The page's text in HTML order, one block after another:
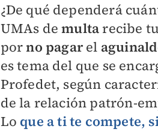
¿De qué dependerá
UMAs demultarecibe
porno pagarel
es tema del que se
Profedet, según
de la relación patrón-
Lo que a ti te compete,